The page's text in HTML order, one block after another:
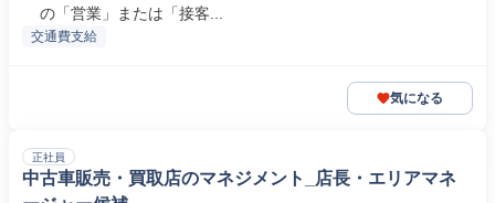
の「営業」または「接客...
交通費支給
気になる
正社員
中古車販売・買取店のマネジメント_店長・エリアマネ